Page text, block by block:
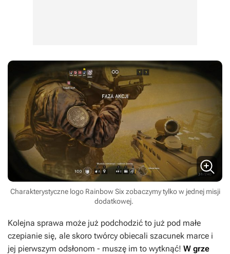
Charakterystyczne logo Rainbow Six zobaczymy tylko w jednej misji
dodatkowej.
Kolejna sprawa może już podchodzić to już pod małe
czepianie się, ale skoro twórcy obiecali szacunek marce i
jej pierwszym odsłonom - muszę im to wytknąć! W grze